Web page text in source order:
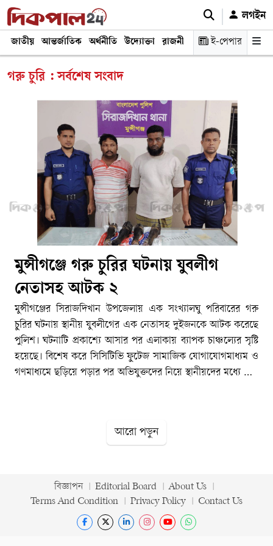
লগইন
জাতীয় আন্তর্জাতিক অর্থনীতি উদ্যোক্তা রাজনীতি শিক্ষা স্বাস্থ্য ও
ই-পেপার
গরু চুরি : সর্বশেষ সংবাদ
মুন্সীগঞ্জে গরু চুরির ঘটনায় যুবলীগ
নেতাসহ আটক ২
মুন্সীগঞ্জের সিরাজদিখান উপজেলায় এক সংখ্যালঘু পরিবারের গরু
চুরির ঘটনায় স্থানীয় যুবলীগের এক নেতাসহ দুইজনকে আটক করেছে
পুলিশ। ঘটনাটি প্রকাশ্যে আসার পর এলাকায় ব্যাপক চাঞ্চল্যের সৃষ্টি
হয়েছে। বিশেষ করে সিসিটিভি ফুটেজ সামাজিক যোগাযোগমাধ্যম ও
গণমাধ্যমে ছড়িয়ে পড়ার পর অভিযুক্তদের নিয়ে স্থানীয়দের মধ্যে তীব্র
উপজেলার কেয়াইন ইউনিয়নের হাজীগাঁও এলাকা থেকে অভিযুক্তদের
নিষিদ্ধ কার্যক্রমে জড়িত কেয়াইন ইউনিয়ন আওয়ামী লীগের সাধারণ
সম্পাদক মো. ইসরাফিলের ছেলে বলে জানা গেছে। অপরদিকে
মকবুল উপজেলার বাসাইল এলাকার মৃত মোকলেস মিয়ার ছেলে।
পুলিশ সূত্রে জানা যায়, গোপন তথ্য ও প্রযুক্তিগত অনুসন্ধানের
আরো পড়ুন
বিজ্ঞাপন Editorial Board
About Us
Terms And Condition
Privacy Policy Contact Us